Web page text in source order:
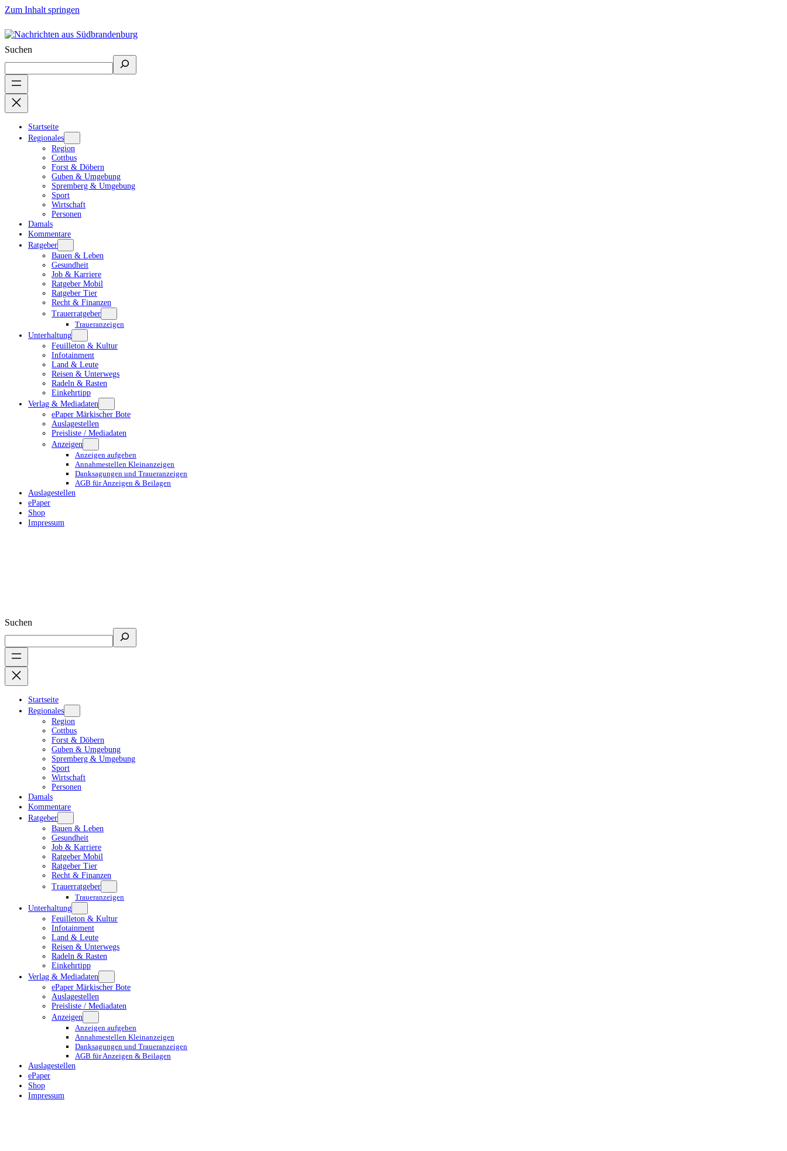
Zum Inhalt springen
Suchen
Startseite
Regionales
Region
Cottbus
Forst & Döbern
Guben & Umgebung
Spremberg & Umgebung
Sport
Wirtschaft
Personen
Damals
Kommentare
Ratgeber
Bauen & Leben
Gesundheit
Job & Karriere
Ratgeber Mobil
Ratgeber Tier
Recht & Finanzen
Trauerratgeber
Traueranzeigen
Unterhaltung
Feuilleton & Kultur
Infotainment
Land & Leute
Reisen & Unterwegs
Radeln & Rasten
Einkehrtipp
Verlag & Mediadaten
ePaper Märkischer Bote
Auslagestellen
Preisliste / Mediadaten
Anzeigen
Anzeigen aufgeben
Annahmestellen Kleinanzeigen
Danksagungen und Traueranzeigen
AGB für Anzeigen & Beilagen
Auslagestellen
ePaper
Shop
Impressum
Suchen
Startseite
Regionales
Region
Cottbus
Forst & Döbern
Guben & Umgebung
Spremberg & Umgebung
Sport
Wirtschaft
Personen
Damals
Kommentare
Ratgeber
Bauen & Leben
Gesundheit
Job & Karriere
Ratgeber Mobil
Ratgeber Tier
Recht & Finanzen
Trauerratgeber
Traueranzeigen
Unterhaltung
Feuilleton & Kultur
Infotainment
Land & Leute
Reisen & Unterwegs
Radeln & Rasten
Einkehrtipp
Verlag & Mediadaten
ePaper Märkischer Bote
Auslagestellen
Preisliste / Mediadaten
Anzeigen
Anzeigen aufgeben
Annahmestellen Kleinanzeigen
Danksagungen und Traueranzeigen
AGB für Anzeigen & Beilagen
Auslagestellen
ePaper
Shop
Impressum